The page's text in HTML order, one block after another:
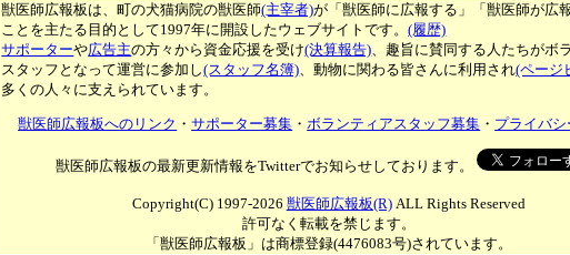
獣医師広報板は、町の犬猫病院の獣医師(主宰者)が「獣医師に広報する」「獣医師が広
ことを主たる目的として1997年に開設したウェブサイトです。(履歴)
サポーターや広告主の方々から資金応援を受け(決算報告)、趣旨に賛同する人たちがボ
スタッフとなって運営に参加し(スタッフ名簿)、動物に関わる皆さんに利用され(ページ
多くの人々に支えられています。
獣医師広報板へのリンク ・サポーター募集 ・ボランティアスタッフ募集 ・ プライバ
獣医師広報板の最新更新情報をTwitterでお知らせしております。
Copyright(C) 1997-2026 獣医師広報板(R)ALL Rights Reserved
許可なく転載を禁じます。
「獣医師広報板」は商標登録(4476083号)されています。